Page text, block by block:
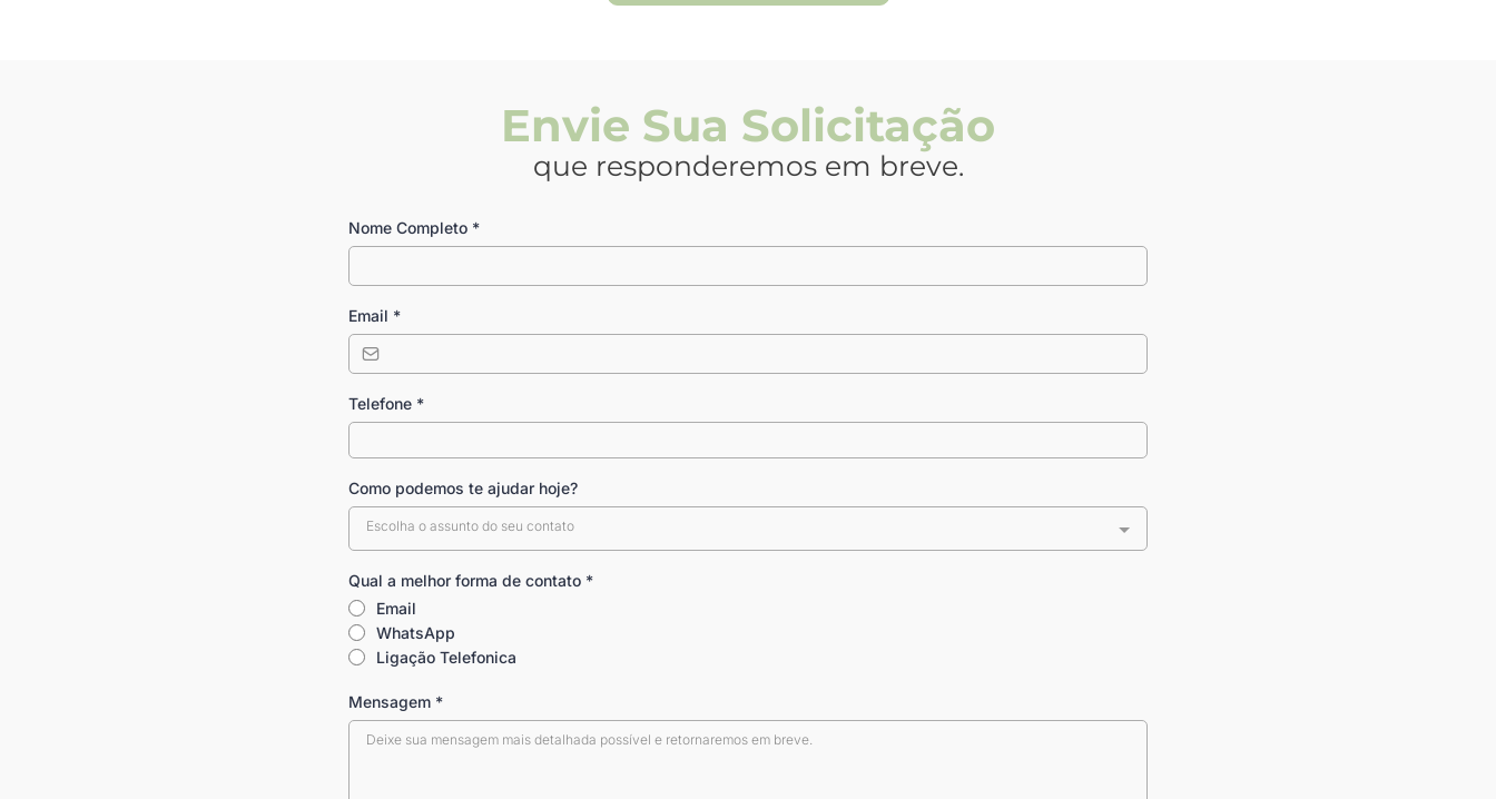
Envie Sua Solicitação
que responderemos em breve.
Nome Completo *
Email *
Telefone *
Como podemos te ajudar hoje?
Escolha o assunto do seu contato
Qual a melhor forma de contato *
Email
WhatsApp
Ligação Telefonica
Mensagem *